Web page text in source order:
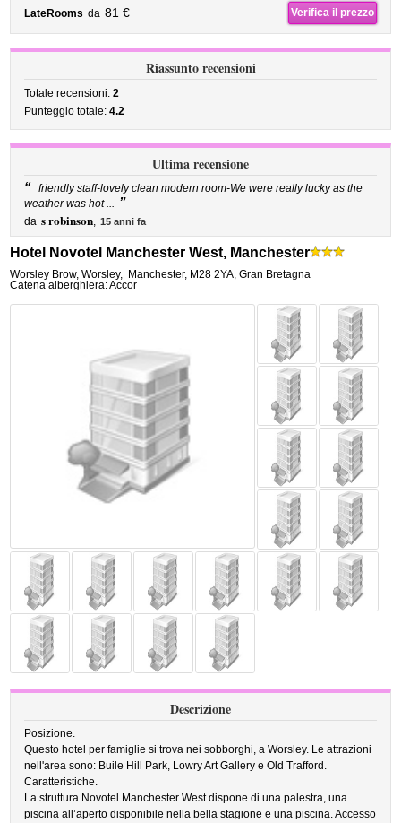
LateRooms da 81 € Verifica il prezzo
Riassunto recensioni
Totale recensioni:2
Punteggio totale:4.2
Ultima recensione
“ friendly staff-lovely clean modern room-We were really lucky as the
weather was hot ... ”
da s robinson, 15 anni fa
Hotel Novotel Manchester West, Manchester
Worsley Brow, Worsley, Manchester, M28 2YA, Gran Bretagna
Catena alberghiera: Accor
Descrizione
Posizione.
Questo hotel per famiglie si trova nei sobborghi, a Worsley. Le attrazioni
nell'area sono: Buile Hill Park, Lowry Art Gallery e Old Trafford.
Caratteristiche.
La struttura Novotel Manchester West dispone di una palestra, una
piscina all’aperto disponibile nella bella stagione e una piscina. Accesso